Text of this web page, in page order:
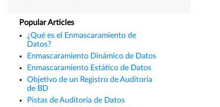
Popular Articles
¿Qué es el Enmascaramiento de
Datos?
Enmascaramiento Dinámico de Datos
Enmascaramiento Estático de Datos
Objetivo de un Registro de Auditoría
de BD
Pistas de Auditoría de Datos